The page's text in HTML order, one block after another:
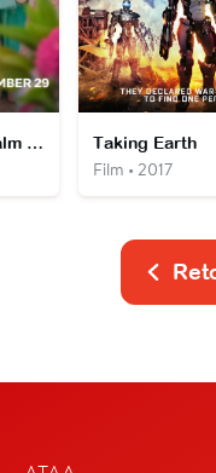
Members Only : Palm Beach Taking Earth
Film • 2017